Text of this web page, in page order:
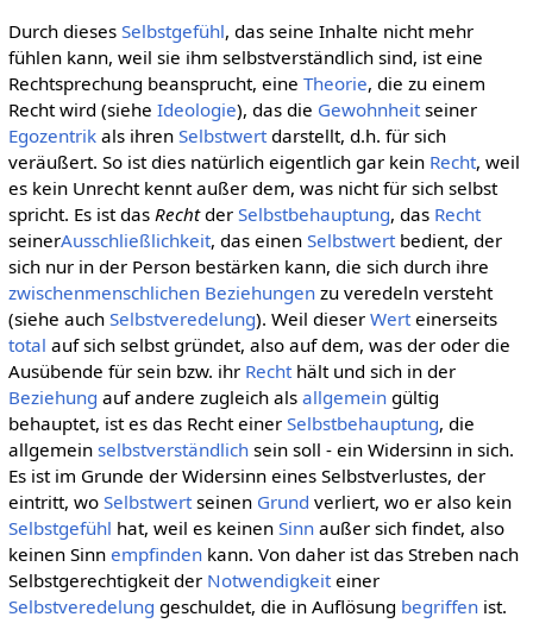
Durch dieses Selbstgefühl, das seine Inhalte nicht mehr
fühlen kann, weil sie ihm selbstverständlich sind, ist eine
Rechtsprechung beansprucht, eine Theorie, die zu einem
Recht wird (siehe Ideologie), das die Gewohnheitseiner
Egozentrikals ihren Selbstwertdarstellt, d.h. für sich
veräußert. So ist dies natürlich eigentlich gar kein Recht, weil
es kein Unrecht kennt außer dem, was nicht für sich selbst
spricht. Es ist das Rechtder Selbstbehauptung, das Recht
seinerAusschließlichkeit, das einen Selbstwertbedient, der
sich nur in der Person bestärken kann, die sich durch ihre
zwischenmenschlichen Beziehungenzu veredeln versteht
(siehe auch Selbstveredelung). Weil dieser Werteinerseits
total auf sich selbst gründet, also auf dem, was der oder die
Ausübende für sein bzw. ihr Rechthält und sich in der
Beziehung auf andere zugleich als allgemeingültig
behauptet, ist es das Recht einer Selbstbehauptung, die
allgemein selbstverständlichsein soll - ein Widersinn in sich.
Es ist im Grunde der Widersinn eines Selbstverlustes, der
eintritt, wo Selbstwertseinen Grund verliert, wo er also kein
Selbstgefühl hat, weil es keinen Sinnaußer sich findet, also
keinen Sinn empfindenkann. Von daher ist das Streben nach
Selbstgerechtigkeit der Notwendigkeiteiner
Selbstveredelung geschuldet, die in Auflösung begriffenist.